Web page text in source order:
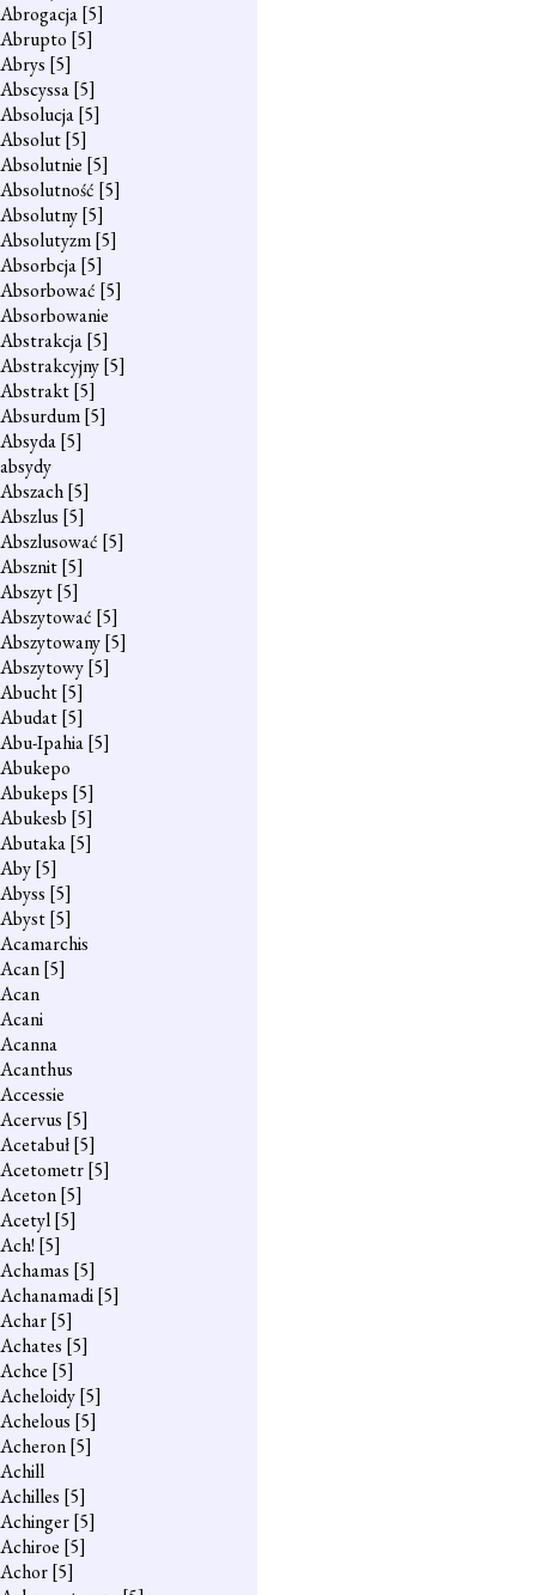
Abrogacja[5]
Abrupto [5]
Abrys [5]
Abscyssa[5]
Absolucja[5]
Absolut[5]
Absolutnie [5]
Absolutność [5]
Absolutny[5]
Absolutyzm[5]
Absorbcja[5]
Absorbować [5]
Absorbowanie
Abstrakcja[5]
Abstrakcyjny[5]
Abstrakt[5]
Absurdum[5]
Absyda[5]
absydy
Abszach[5]
Abszlus [5]
Abszlusować [5]
Absznit[5]
Abszyt[5]
Abszytować [5]
Abszytowany[5]
Abszytowy[5]
Abucht[5]
Abudat[5]
Abu-Ipahia[5]
Abukepo
Abukeps [5]
Abukesb [5]
Abutaka[5]
Aby[5]
Abyss [5]
Abyst[5]
Acamarchis
Acan[5]
Acan
Acani
Acanna
Acanthus
Accessie
Acervus [5]
Acetabuł[5]
Acetometr[5]
Aceton[5]
Acetyl[5]
Ach! [5]
Achamas [5]
Achanamadi[5]
Achar[5]
Achates [5]
Achce [5]
Acheloidy[5]
Achelous [5]
Acheron[5]
Achill
Achilles [5]
Achinger[5]
Achiroe [5]
Achor[5]